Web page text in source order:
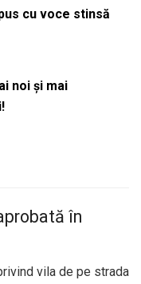
cu voce stinsă
noi și mai
în
vila de pe strada